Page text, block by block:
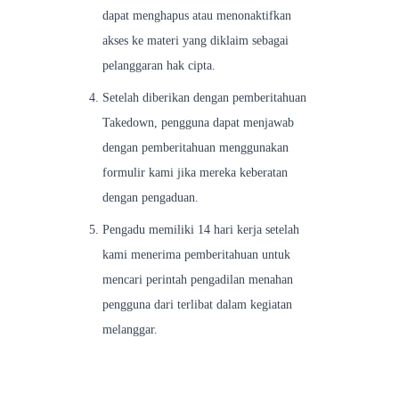
dapat menghapus atau menonaktifkan
akses ke materi yang diklaim sebagai
pelanggaran hak cipta.
Setelah diberikan dengan pemberitahuan
Takedown, pengguna dapat menjawab
dengan pemberitahuan menggunakan
formulir kami jika mereka keberatan
dengan pengaduan.
Pengadu memiliki 14 hari kerja setelah
kami menerima pemberitahuan untuk
mencari perintah pengadilan menahan
pengguna dari terlibat dalam kegiatan
melanggar.